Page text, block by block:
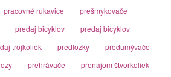
pracovné rukavice
prešmykovače
predaj bicyklov
predaj bicyklov
trojkoliek predložky
predumývače
prehrávače
prenájom štvorkoliek